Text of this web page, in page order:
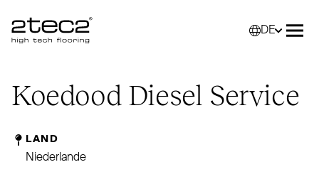
Primary
DE
Koedood Diesel Service
LAND
Niederlande